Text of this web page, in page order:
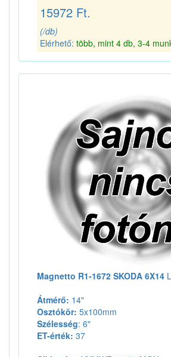
15972 Ft.
(/db)
Elérhető: több, mint 4 db, 3-4
Magnetto R1-1672 SKODA 6X14
Átmérő: 14"
Osztókör: 5x100mm
Szélesség: 6"
ET-érték: 37